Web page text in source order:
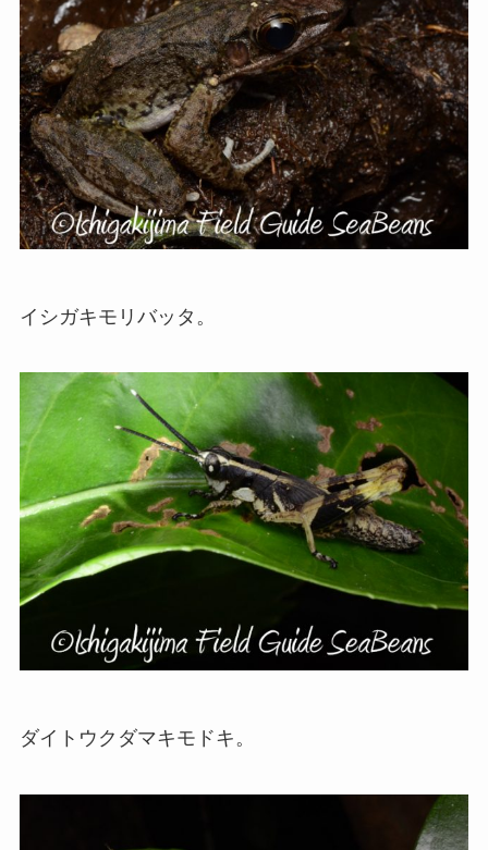
イシガキモリバッタ。
ダイトウクダマキモドキ。